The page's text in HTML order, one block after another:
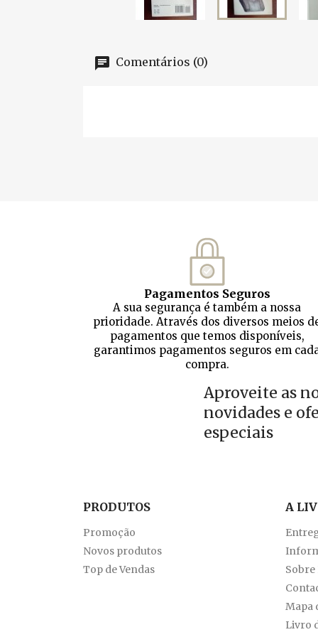
Comentários (0)
Pagamentos Seguros
A sua segurança é também a nossa
prioridade. Através dos diversos meios
pagamentos que temos disponíveis,
garantimos pagamentos seguros em
compra.
Aproveite as
novidades e
especiais
PRODUTOS
Promoção
Novos produtos
Top de Vendas
A
Sobre
Mapa
Livro